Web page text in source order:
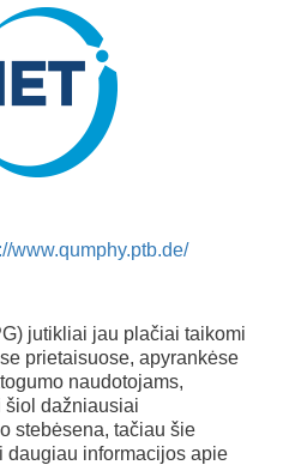
www.qumphy.ptb.de/
jutikliai jau plačiai taikomi
prietaisuose, apyrankėse
naudotojams,
šiol dažniausiai
stebėsena, tačiau šie
informacijos apie